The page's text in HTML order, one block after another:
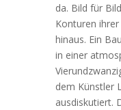
da. Bild für
Konturen
hinaus. Ein
in einer
dem Künstler
ausdiskutiert.